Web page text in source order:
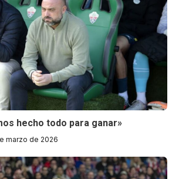
hecho todo para ganar»
marzo de 2026